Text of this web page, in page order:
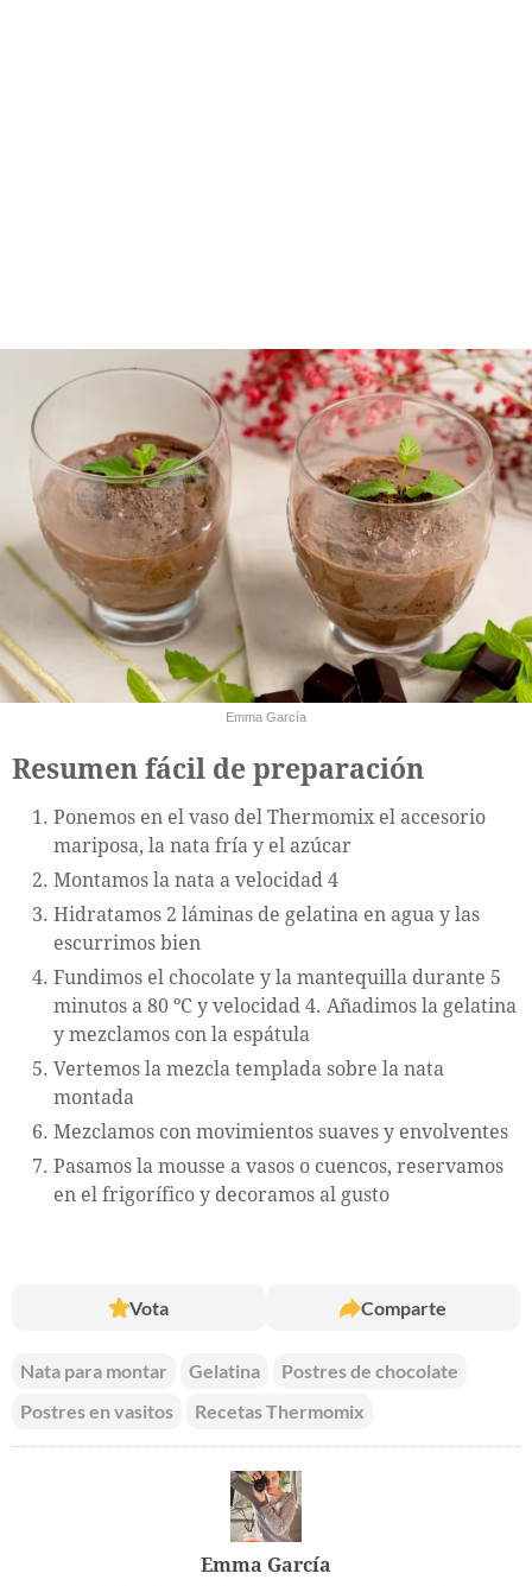
Emma García
Resumen fácil de preparación
Ponemos en el vaso del Thermomix el accesorio
mariposa, la nata fría y el azúcar
Montamos la nata a velocidad 4
Hidratamos 2 láminas de gelatina en agua y las
escurrimos bien
Fundimos el chocolate y la mantequilla durante 5
minutos a 80 ºC y velocidad 4. Añadimos la gelatina
y mezclamos con la espátula
Vertemos la mezcla templada sobre la nata
montada
Mezclamos con movimientos suaves y envolventes
Pasamos la mousse a vasos o cuencos, reservamos
en el frigorífico y decoramos al gusto
Vota Comparte
Nata para montar Gelatina
Postres de chocolate
Postres en vasitos
Recetas Thermomix
Emma García